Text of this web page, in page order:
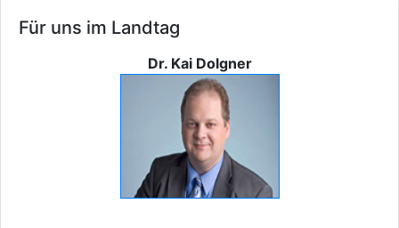
Für uns im Landtag
Dr. Kai Dolgner